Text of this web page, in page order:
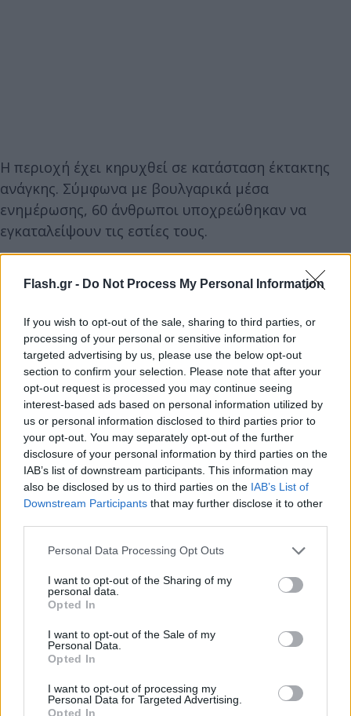
Flash.gr - Do Not Process My Personal Information
If you wish to opt-out of the sale, sharing to third parties, or
processing of your personal or sensitive information for
targeted advertising by us, please use the below opt-out
section to confirm your selection. Please note that after your
opt-out request is processed you may continue seeing
interest-based ads based on personal information utilized by
us or personal information disclosed to third parties prior to
your opt-out. You may separately opt-out of the further
disclosure of your personal information by third parties on the
IAB’s list of downstream participants. This information may
also be disclosed by us to third parties on the IAB’s List of
Downstream Participants that may further disclose it to other
Please note that this website/app uses one or more Google
not limited to your visit or usage behaviour. You may click to
grant or deny consent to Google and its third-party tags to
use your data for below specified purposes in below Google
consent section.
Personal Data Processing Opt Outs
I want to opt-out of the Sharing of my
personal data.
Opted In
I want to opt-out of the Sale of my
Personal Data.
Opted In
I want to opt-out of processing my
Personal Data for Targeted Advertising.
Opted In
Η περιοχή έχει κηρυχθεί σε κατάσταση έκτακτης
ανάγκης. Σύμφωνα με βουλγαρικά μέσα
ενημέρωσης, 60 άνθρωποι υποχρεώθηκαν να
εγκαταλείψουν τις εστίες τους.
Στα πλάνα που μεταδόθηκαν φαίνονται
θάλασσα, αφού παρασύρθηκαν από τα νερά
ποταμών που υπερχείλισαν. Έχουν πλημμυρίσει
επίσης μπάνγκαλοου και ξενοδοχεία κατά μήκος
των ακτών της Μαύρης Θάλασσας.